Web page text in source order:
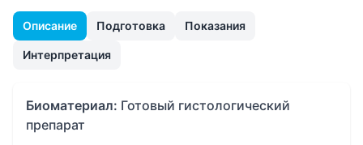
Описание Подготовка Показания
Интерпретация
Биоматериал: Готовый гистологический
препарат